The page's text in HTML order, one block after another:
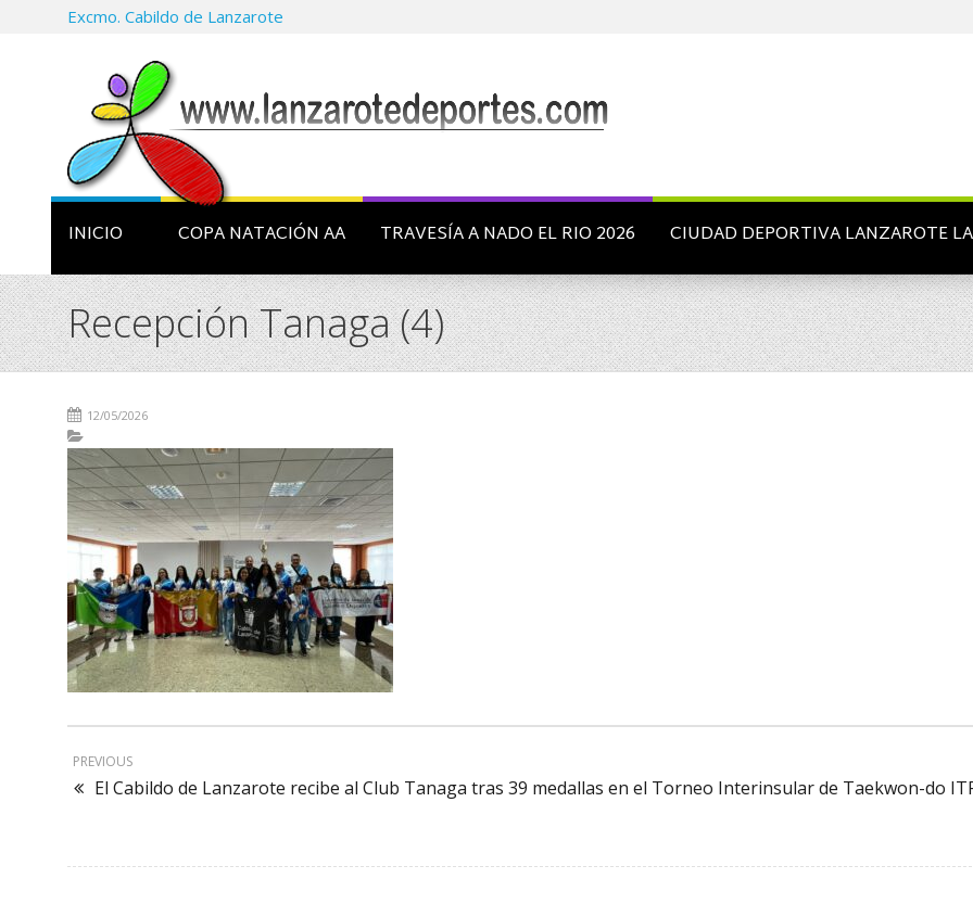
Excmo. Cabildo de Lanzarote
INICIO COPA NATACIÓN AA TRAVESÍA A NADO EL RIO 2026 CIUDAD DEPORTIVA LANZAROTE
Recepción Tanaga (4)
12/05/2026
PREVIOUS
El Cabildo de Lanzarote recibe al Club Tanaga tras 39 medallas en el Torneo Interinsular de Taekwon-do